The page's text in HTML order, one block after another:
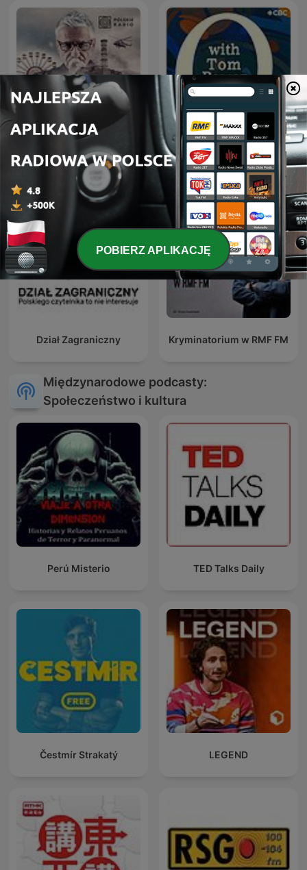
Czarnobyl. Prawdziwa
historia
Q with Tom Power
Dział Zagraniczny Kryminatorium w RMF FM
Międzynarodowe podcasty:
Społeczeństwo i kultura
Perú Misterio TED Talks Daily
Čestmír Strakatý LEGEND
POBIERZ APLIKACJĘ